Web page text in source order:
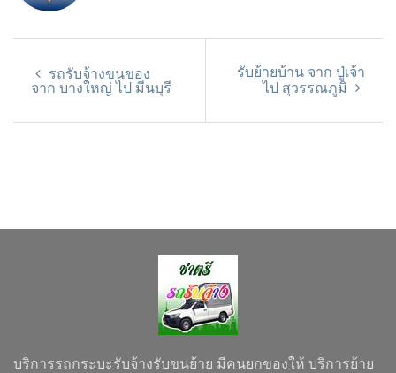
รถรับจ้างขนของ
จาก บางใหญ่ ไป มีนบุรี
รับย้ายบ้าน จาก ปู่เจ้า
ไป สุวรรณภูมิ
บริการรถกระบะรับจ้างรับขนย้าย มีคนยกของให้ บริการย้าย